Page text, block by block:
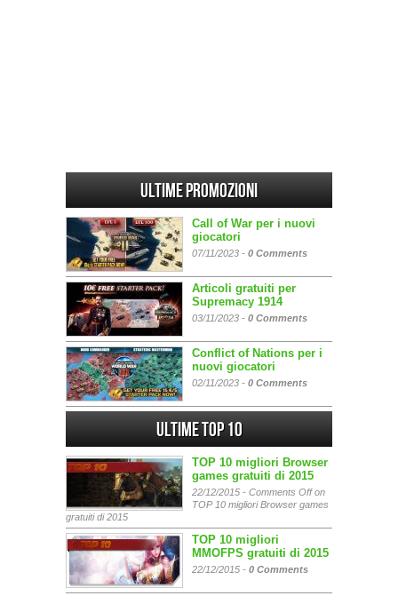
Ultime promozioni
Call of War per i nuovi
giocatori
07/11/2023 - 0 Comments
Articoli gratuiti per
Supremacy 1914
03/11/2023 - 0 Comments
Conflict of Nations per i
nuovi giocatori
02/11/2023 - 0 Comments
Ultime Top 10
TOP 10 migliori Browser
games gratuiti di 2015
22/12/2015 - Comments Offon
TOP 10 migliori Browser games
gratuiti di 2015
TOP 10 migliori
MMOFPS gratuiti di 2015
22/12/2015 - 0 Comments